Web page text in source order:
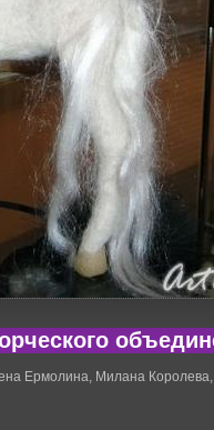
Ермолина, Милана